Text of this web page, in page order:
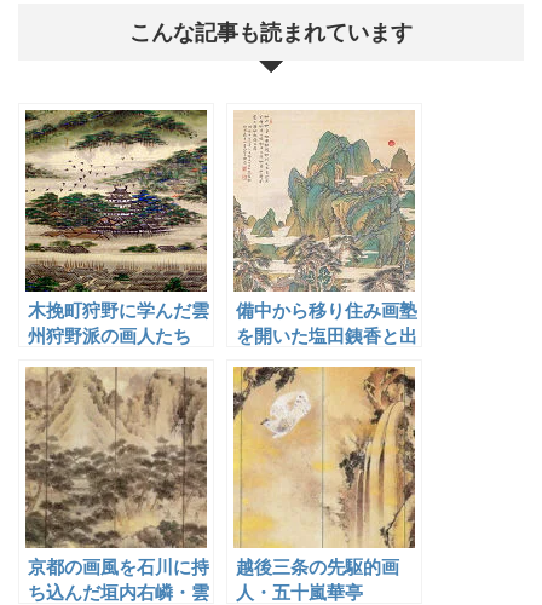
こんな記事も読まれています
木挽町狩野に学んだ雲
州狩野派の画人たち
備中から移り住み画塾
を開いた塩田銕香と出
京都の画風を石川に持
ち込んだ垣内右嶙・雲
越後三条の先駆的画
人・五十嵐華亭